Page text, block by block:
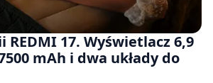
17. Wyświetlacz 6,9
mAh i dwa układy do